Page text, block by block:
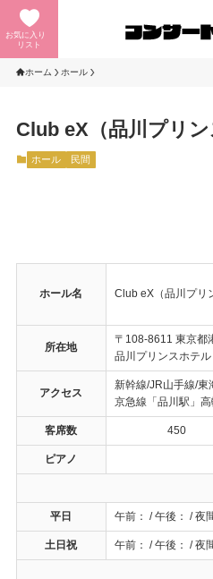
お気に入り
リスト
ホーム ホール
Club eX（品川プリン
ホール 民間
ホール名 Club eX（品川プリ
所在地
〒108-8611 東京都
品川プリンスホテ
アクセス
新幹線/JR山手線/東
京急線「品川駅」
客席数 450
ピアノ
平日 午前： / 午後： / 夜
土日祝 午前： / 午後： / 夜